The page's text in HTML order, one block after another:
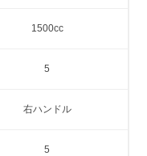
1500cc
5
右ハンドル
5